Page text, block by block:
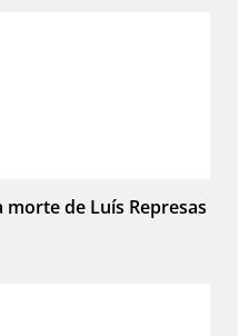
morte de Luís Represas